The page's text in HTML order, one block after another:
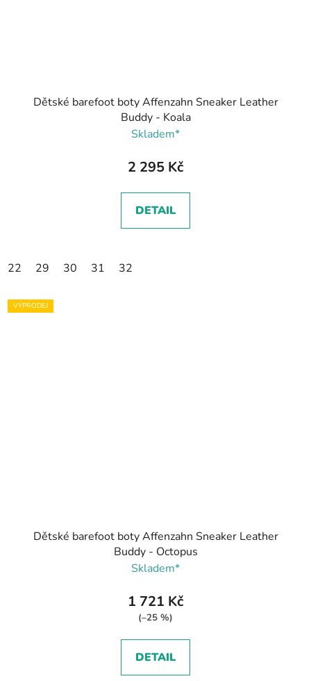
Dětské barefoot boty Affenzahn Sneaker Leather
Buddy - Koala
Skladem*
2 295 Kč
DETAIL
22 29 30 31 32
VÝPRODEJ
Dětské barefoot boty Affenzahn Sneaker Leather
Buddy - Octopus
Skladem*
1 721 Kč
(–25 %)
DETAIL